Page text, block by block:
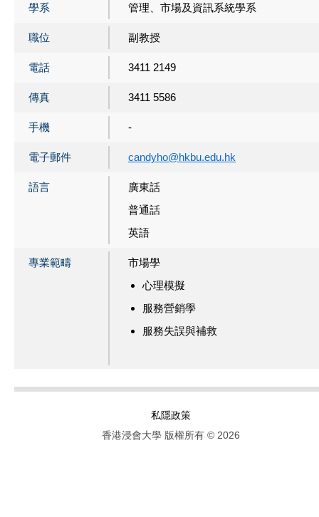
學系 管理、市場及資訊系統學系
職位 副教授
電話 3411 2149
傳真 3411 5586
手機 -
電子郵件 candyho@hkbu.edu.hk
語言
廣東話
普通話
英語
專業範疇
市場學
心理模擬
服務營銷學
服務失誤與補救
私隱政策
香港浸會大學 版權所有 © 2026